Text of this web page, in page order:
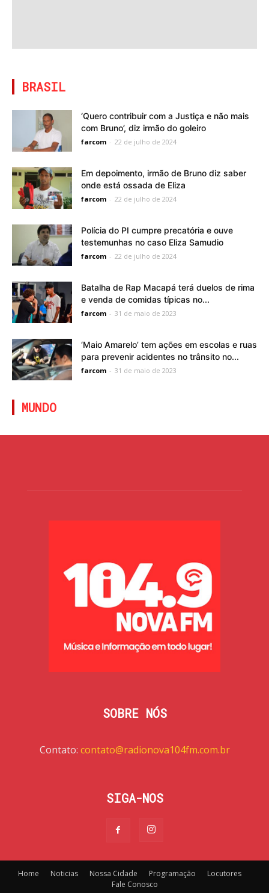
BRASIL
‘Quero contribuir com a Justiça e não mais
com Bruno’, diz irmão do goleiro
farcom - 22 de julho de 2024
Em depoimento, irmão de Bruno diz saber
onde está ossada de Eliza
farcom - 22 de julho de 2024
Polícia do PI cumpre precatória e ouve
testemunhas no caso Eliza Samudio
farcom - 22 de julho de 2024
Batalha de Rap Macapá terá duelos de rima
e venda de comidas típicas no...
farcom - 31 de maio de 2023
‘Maio Amarelo’ tem ações em escolas e ruas
para prevenir acidentes no trânsito no...
farcom - 31 de maio de 2023
MUNDO
SOBRE NÓS
Contato: contato@radionova104fm.com.br
SIGA-NOS
Home Noticias Nossa Cidade Programação
Locutores
Fale Conosco